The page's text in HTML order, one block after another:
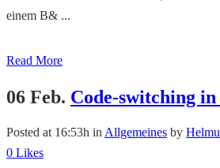
einem B& ...
Read More
06 Feb. Code-switching in
Posted at 16:53h inAllgemeines by
0 Likes